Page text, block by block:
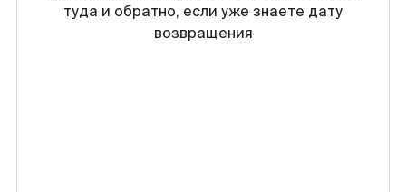
туда и обратно, если уже знаете дату
возвращения